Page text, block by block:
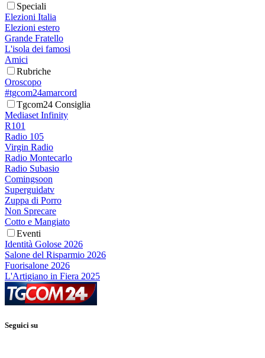
Speciali
Elezioni Italia
Elezioni estero
Grande Fratello
L'isola dei famosi
Amici
Rubriche
Oroscopo
#tgcom24amarcord
Tgcom24 Consiglia
Mediaset Infinity
R101
Radio 105
Virgin Radio
Radio Montecarlo
Radio Subasio
Comingsoon
Superguidatv
Zuppa di Porro
Non Sprecare
Cotto e Mangiato
Eventi
Identità Golose 2026
Salone del Risparmio 2026
Fuorisalone 2026
L'Artigiano in Fiera 2025
Seguici su